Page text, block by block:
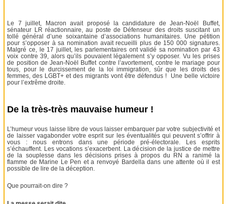
Le 7 juillet, Macron avait proposé la candidature de Jean-Noël Buffet,
sénateur LR réactionnaire, au poste de Défenseur des droits suscitant un
tollé général d’une soixantaine d’associations humanitaires. Une pétition
pour s’opposer à sa nomination avait recueilli plus de 150 000 signatures.
Malgré ce, le 17 juillet, les parlementaires ont validé sa nomination par 43
voix contre 39, alors qu’ils pouvaient légalement s’y opposer. Vu les prises
de position de Jean-Noël Buffet contre l’avortement, contre le mariage pour
tous, pour le durcissement de la loi immigration, sûr que les droits des
femmes, des LGBT+ et des migrants vont être défendus ! Une belle victoire
pour l’extrême droite.
De la très-très mauvaise humeur !
L’humeur vous laisse libre de vous laisser embarquer par votre subjectivité et
de laisser vagabonder votre esprit sur les éventualités qui peuvent s’offrir à
vous : nous entrons dans une période pré-électorale. Les esprits
s’échauffent. Les vocations s’exacerbent. La décision de la justice de mettre
de la souplesse dans les décisions prises à propos du RN a ranimé la
flamme de Marine Le Pen et a renvoyé Bardella dans une attente où il est
possible de lire de la déception.
Que pourrait-on dire ?